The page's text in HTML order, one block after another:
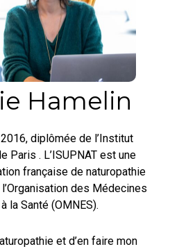
Hamelin
diplômée de l’Institut
Paris . L’ISUPNAT est une
française de naturopathie
des Médecines
la Santé (OMNES).
et d’en faire mon